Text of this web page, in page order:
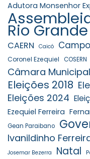
Adutora Monsenhor
Rio
CAERN Caicó
Coronel Ezequiel COSERN
Câmara
Eleições 2018
Eleições 2024
Ezequiel Ferreira
Gean Paraibano
Ivanildinho
Josemar Bezerra Natal